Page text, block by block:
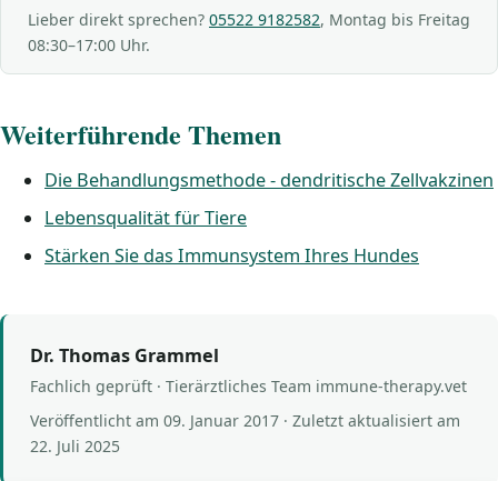
Lieber direkt sprechen? 05522 9182582, Montag bis Freitag
08:30–17:00 Uhr.
Weiterführende Themen
Die Behandlungsmethode - dendritische Zellvakzinen
Lebensqualität für Tiere
Stärken Sie das Immunsystem Ihres Hundes
Dr. Thomas Grammel
Fachlich geprüft · Tierärztliches Team immune-therapy.vet
Veröffentlicht am 09. Januar 2017 · Zuletzt aktualisiert am
22. Juli 2025